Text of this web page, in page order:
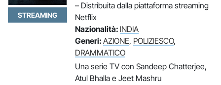
STREAMING
– Distribuita dalla piattaforma streaming
Netflix
Nazionalità: INDIA
Generi: AZIONE, POLIZIESCO,
DRAMMATICO
Una serie TV con Sandeep Chatterjee,
Atul Bhalla e Jeet Mashru